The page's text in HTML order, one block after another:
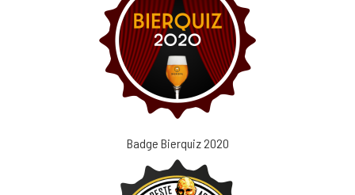
Badge Bierquiz 2020